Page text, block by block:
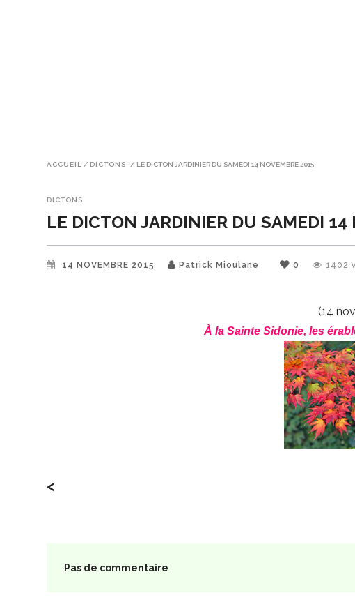
ACCUEIL / DICTONS / LE DICTON JARDINIER DU SAMEDI 14 NOVEMBRE 2015
DICTONS
LE DICTON JARDINIER DU SAMEDI 14
14 NOVEMBRE 2015 Patrick Mioulane 0 1402
(14
À la Sainte Sidonie, les
<
Pas de commentaire